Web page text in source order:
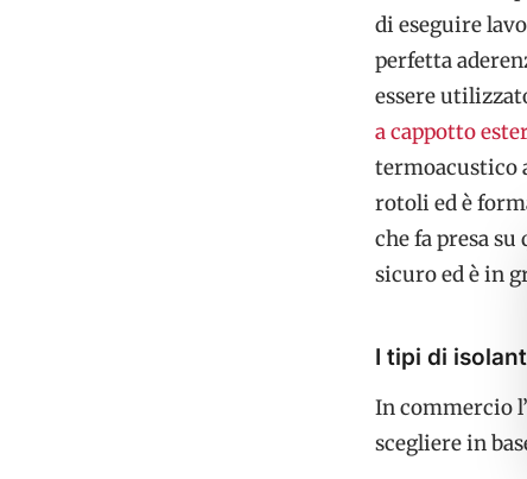
di eseguire
perfetta
essere
a cappotto
termoacustico
rotoli ed è
che fa presa
sicuro ed è in
I tipi di
In commercio
scegliere in